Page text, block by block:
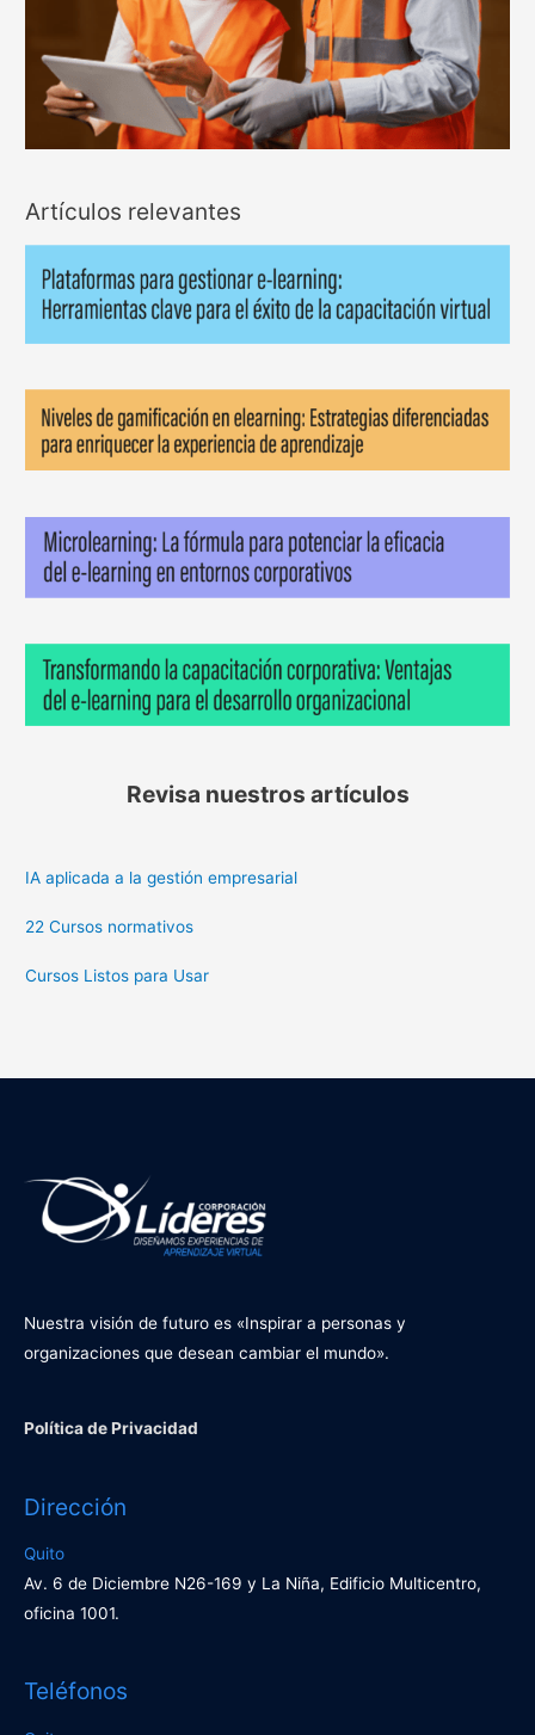
Artículos relevantes
Revisa nuestros artículos
IA aplicada a la gestión empresarial
22 Cursos normativos
Cursos Listos para Usar
Nuestra visión de futuro es «Inspirar a personas y
organizaciones que desean cambiar el mundo».
Política de Privacidad
Dirección
Quito
Av. 6 de Diciembre N26-169 y La Niña, Edificio Multicentro,
oficina 1001.
Teléfonos